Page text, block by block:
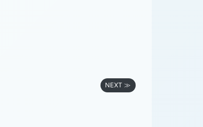
NEXT ≫